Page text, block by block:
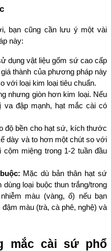
bạn cũng cần lưu ý một vài
này:
dụng vật liệu gốm sứ cao cấp
thành của phương pháp này
với loại kim loại tiêu chuẩn.
nhưng giòn hơn kim loại. Nếu
va đập mạnh, hạt mắc cài có
độ bền cho hạt sứ, kích thước
dày và to hơn một chút so với
miệng trong 1-2 tuần đầu
Mặc dù bản thân hạt sứ
loại buộc thun trắng/trong
màu (vàng, ố) nếu bạn
màu (trà, cà phê, nghệ) và
mắc cài sứ phổ